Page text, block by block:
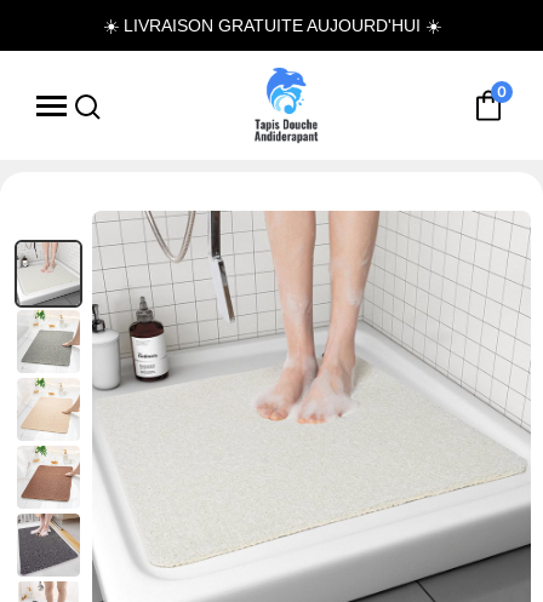
☀️ LIVRAISON GRATUITE AUJOURD'HUI ☀️
0